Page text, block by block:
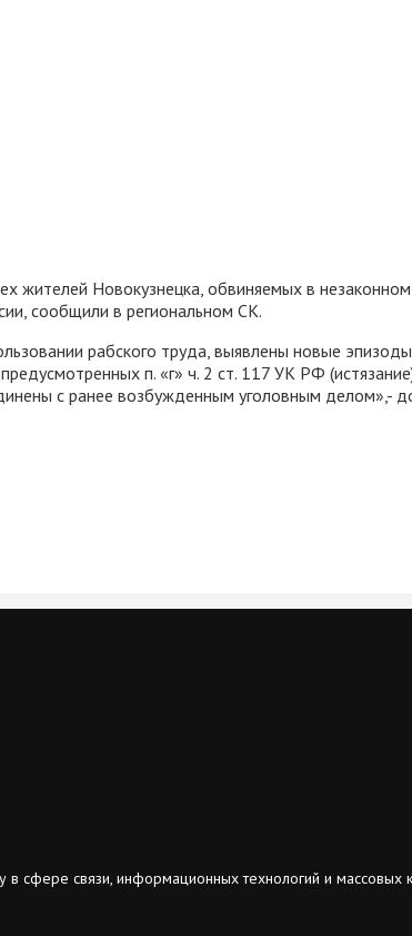
жителей Новокузнецка, обвиняемых в
сообщили в региональном СК.
рабского труда, выявлены новые
п. «г» ч. 2 ст. 117 УК РФ
с ранее возбужденным уголовным делом»,-
связи, информационных технологий и массовых